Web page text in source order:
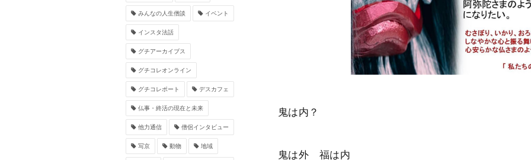
鬼は内？
鬼は外 福は内
みんなの人生僧談 イベント
インスタ法話
グチアーカイブス
グチコレオンライン
グチコレポート デスカフェ
仏事・終活の現在と未来
他力通信 僧侶インタビュー
写京 動物 地域